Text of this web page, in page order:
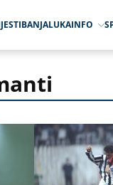
BANJALUKAINFO